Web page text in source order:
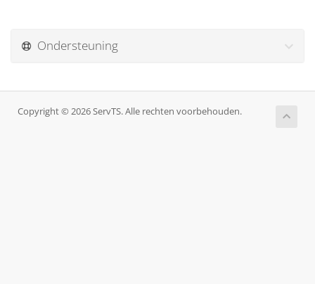
Ondersteuning
Copyright © 2026 ServTS. Alle rechten voorbehouden.